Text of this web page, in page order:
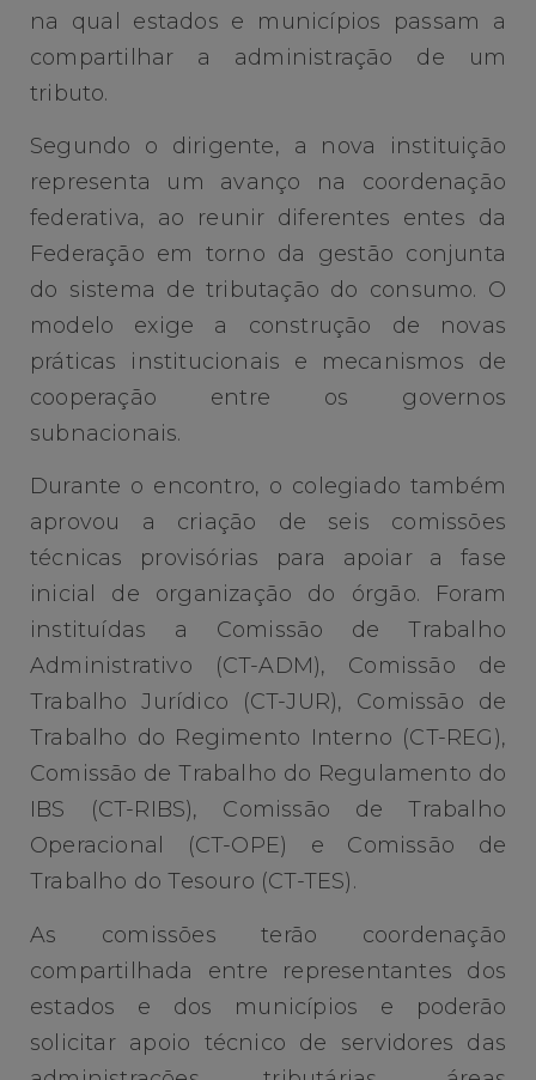
na qual estados e municípios passam a
compartilhar a administração de um
tributo.
Segundo o dirigente, a nova instituição
representa um avanço na coordenação
federativa, ao reunir diferentes entes da
Federação em torno da gestão conjunta
do sistema de tributação do consumo. O
modelo exige a construção de novas
práticas institucionais e mecanismos de
cooperação entre os governos
subnacionais.
Durante o encontro, o colegiado também
aprovou a criação de seis comissões
técnicas provisórias para apoiar a fase
inicial de organização do órgão. Foram
instituídas a Comissão de Trabalho
Administrativo (CT-ADM), Comissão de
Trabalho Jurídico (CT-JUR), Comissão de
Trabalho do Regimento Interno (CT-REG),
Comissão de Trabalho do Regulamento do
IBS (CT-RIBS), Comissão de Trabalho
Operacional (CT-OPE) e Comissão de
Trabalho do Tesouro (CT-TES).
As comissões terão coordenação
compartilhada entre representantes dos
estados e dos municípios e poderão
solicitar apoio técnico de servidores das